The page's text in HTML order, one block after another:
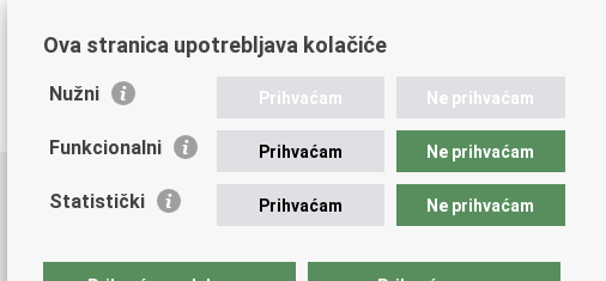
Ova stranica upotrebljava kolačiće
Nužni Prihvaćam Ne prihvaćam
Funkcionalni Prihvaćam Ne prihvaćam
Statistički Prihvaćam Ne prihvaćam